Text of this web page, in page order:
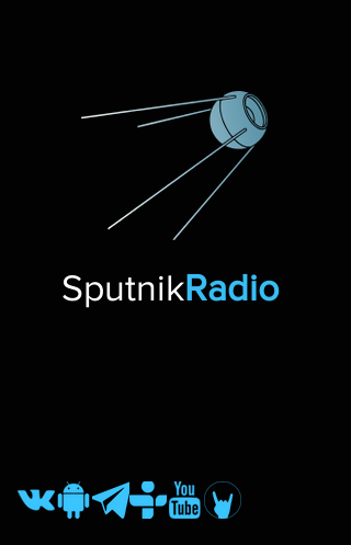
SputnikRadio